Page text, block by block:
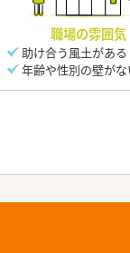
職場の雰囲気
助け合う風土がある
年齢や性別の壁がな